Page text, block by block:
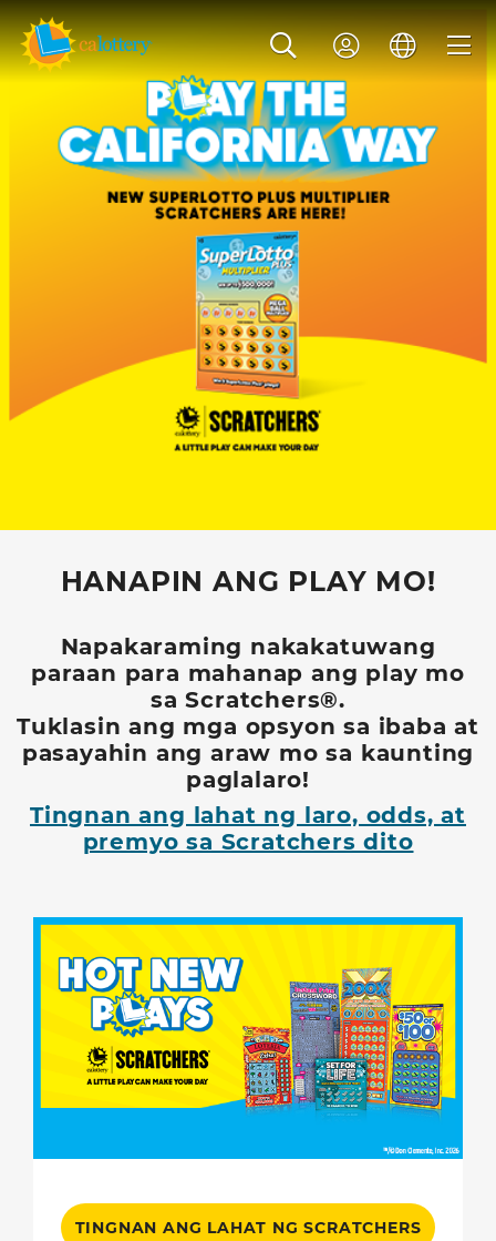
HANAPIN ANG PLAY MO!
Napakaraming nakakatuwang
paraan para mahanap ang play mo
sa Scratchers®.
Tuklasin ang mga opsyon sa ibaba at
pasayahin ang araw mo sa kaunting
paglalaro!
Tingnan ang lahat ng laro, odds, at
premyo sa Scratchers dito
TINGNAN ANG LAHAT NG SCRATCHERS